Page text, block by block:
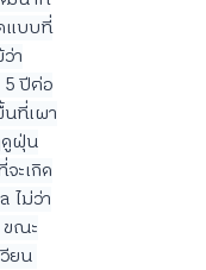
แบบที่
า
5 ปีต่อ
นที่เผา
ดูฝุ่น
ะเกิด
ไม่ว่า
ขณะ
ยน